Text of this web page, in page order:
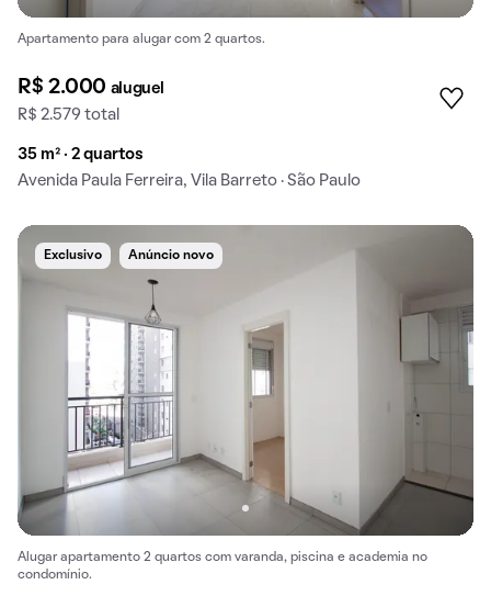
Apartamento para alugar com 2 quartos.
R$ 2.000 aluguel
R$ 2.579 total
35 m² · 2 quartos
Avenida Paula Ferreira, Vila Barreto · São Paulo
Exclusivo Anúncio novo
Alugar apartamento 2 quartos com varanda, piscina e academia no
condomínio.